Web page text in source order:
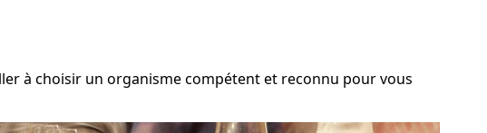
à choisir un organisme compétent et reconnu pour vous